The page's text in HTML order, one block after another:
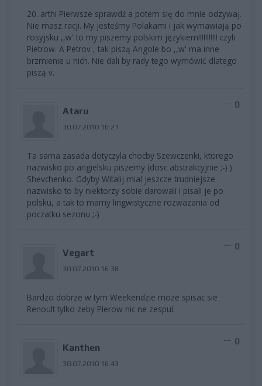
20. arthi Pierwsze sprawdź a potem się do mnie odzywaj.
Nie masz racji. My jesteśmy Polakami i jak wymawiają po
rosyjsku ,,w' to my piszemy polskim językiem!!!!!!!!!!! czyli
Pietrow. A Petrov , tak piszą Angole bo ,,w' ma inne
brzmienie u nich. Nie dali by rady tego wymówić dlatego
piszą v.
Ataru
30.07.2010 16:21
0
Ta sama zasada dotyczyla chocby Szewczenki, ktorego
nazwisko po angielsku piszemy (dosc abstrakcyjnie ;-) )
Shevchenko. Gdyby Witalij mial jeszcze trudniejsze
nazwisko to by niektorzy sobie darowali i pisali je po
polsku, a tak to mamy lingwistyczne rozwazania od
poczatku sezonu ;-)
Vegart
30.07.2010 16:38
0
Bardzo dobrze w tym Weekendzie moze spisac sie
Renoult tylko zeby PIerow nic ne zespul.
Kanthen
30.07.2010 16:43
0